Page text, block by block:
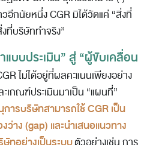
กนัยหนึ่ง CGR มิได้วัดแค่ “สิ่งที่
ที่บริษัททำจริง”
บบประเมิน” สู่ “ผู้ขับเคลื่อน
ไม่ได้อยู่ที่ผลคะแนนเพียงอย่าง
เกณฑ์ประเมินมาเป็น “แผนที่”
การบริษัทสามารถใช้CGRเป็น
ว่าง (gap) และนำเสนอแนวทาง